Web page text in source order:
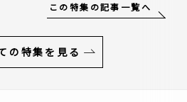
この特集の記事一覧へ
の特集を見る